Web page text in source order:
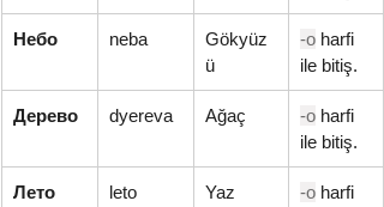
Небо neba
Gökyüz
ü
-о harfi
ile bitiş.
Дерево dyereva Ağaç -о harfi
ile bitiş.
Лето leto Yaz -о harfi